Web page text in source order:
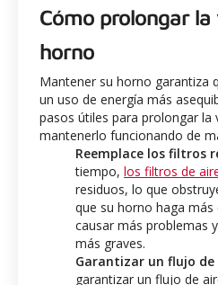
Cómo prolongar
horno
Mantener su horno garantiza
un uso de energía más
pasos útiles para prolongar la
mantenerlo funcionando de
Reemplace los filtros
tiempo, los filtros de
residuos, lo que
que su horno haga más
causar más problemas
más graves.
Garantizar un flujo de
garantizar un flujo de